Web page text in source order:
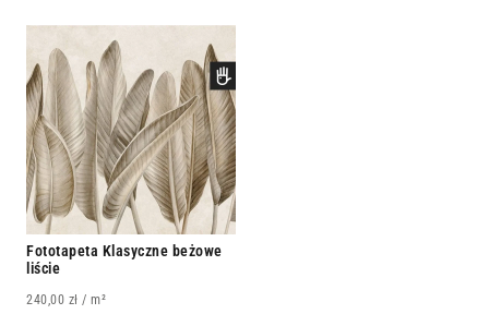
Fototapeta Klasyczne beżowe
liście
240,00 zł / m²